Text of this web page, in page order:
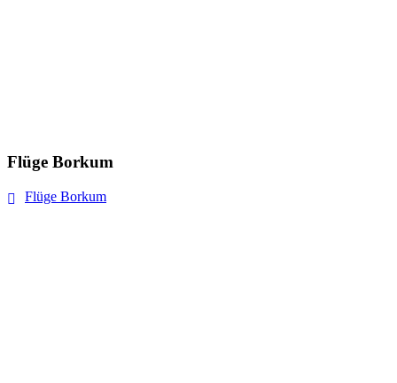
Flüge Borkum
Flüge Borkum